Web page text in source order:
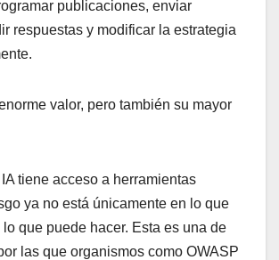
publicaciones, enviar
respuestas y modificar la estrategia
valor, pero también su mayor
tiene acceso a herramientas
ya no está únicamente en lo que
que puede hacer. Esta es una de
las que organismos como OWASP